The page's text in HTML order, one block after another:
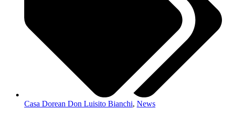
Casa Dorean Don Luisito Bianchi, News